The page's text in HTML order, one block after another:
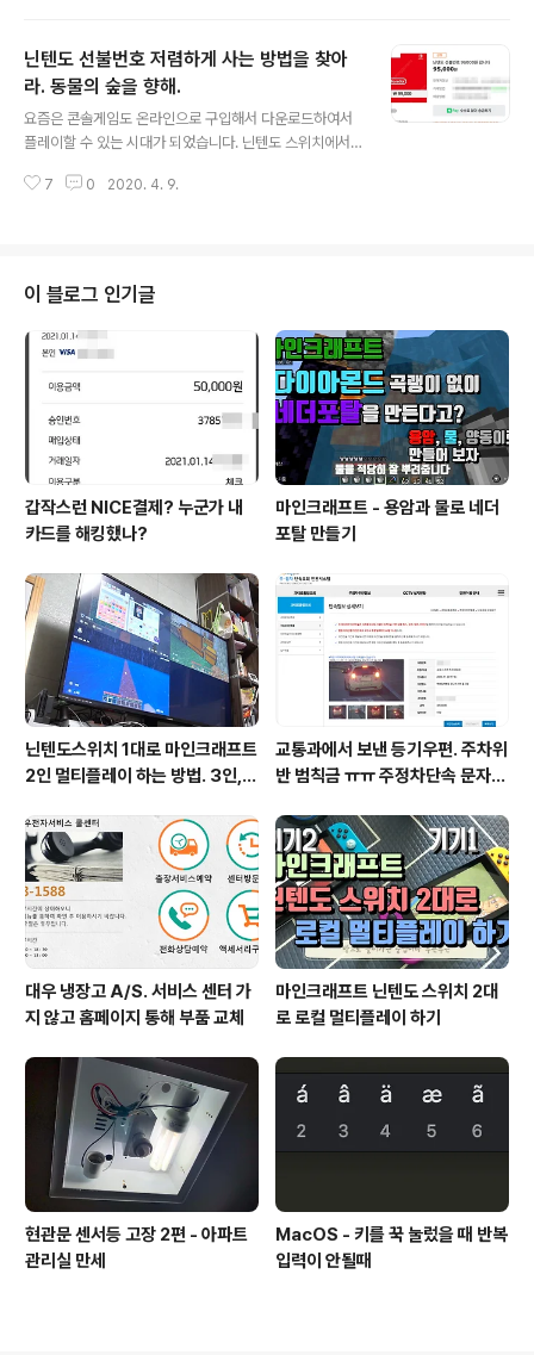
미리 얻어서 빠르게 진행하기는 어렵겠네요. 나무를 흔들
면 나뭇가지가 떨어진다 나무 앞에 서서 A를 누르면 나무
를 흔듭니다. 흔들다 보면 나뭇가지가 떨어집니다. 안 떨어
질 때도 있고 일정량이 떨어지고 나면 한동안은 잘 안 떨어
어집니다. 나뭇가지는 낚싯대나 잠자리체 등을 DIY 해서
닌텐도 선불번호 저렴하게 사는 방법을 찾아
라. 동물의 숲을 향해.
요즘은 콘솔게임도 온라인으로 구입해서 다운로드하여서
플레이할 수 있는 시대가 되었습니다. 닌텐도 스위치에서
물의 숲(Animal Crossing: New Horizons) 게임도 보
전한 금액으로 구입할 수 있습니다. 아무래도 카드나 결제
시스템 접근이 어려운 아이들은 선불 번호 카드를 구입해
서 충전해서 게임을 구입하는 경우가 많을 거 같습니다. 선
불 번호 카드는 마트에서 구입할 수도 있겠지만 닌텐도 웹
사이트에서도 구입 가능합니다. https://store.nintend
7 0 2020. 4. 9.
이 블로그 인기글
갑작스런 NICE결제? 누군가 내
카드를 해킹했나?
마인크래프트 - 용암과 물로 네더
포탈 만들기
닌텐도스위치 1대로 마인크래프트
2인 멀티플레이 하는 방법. 3인, 4
교통과에서 보낸 등기우편. 주차위
반 범칙금 ㅠㅠ 주정차단속 문자알
대우 냉장고 A/S. 서비스 센터 가
지 않고 홈페이지 통해 부품 교체
마인크래프트 닌텐도 스위치 2대
로 로컬 멀티플레이 하기
현관문 센서등 고장 2편 - 아파트
관리실 만세
MacOS - 키를 꾹 눌렀을 때 반복
입력이 안될때